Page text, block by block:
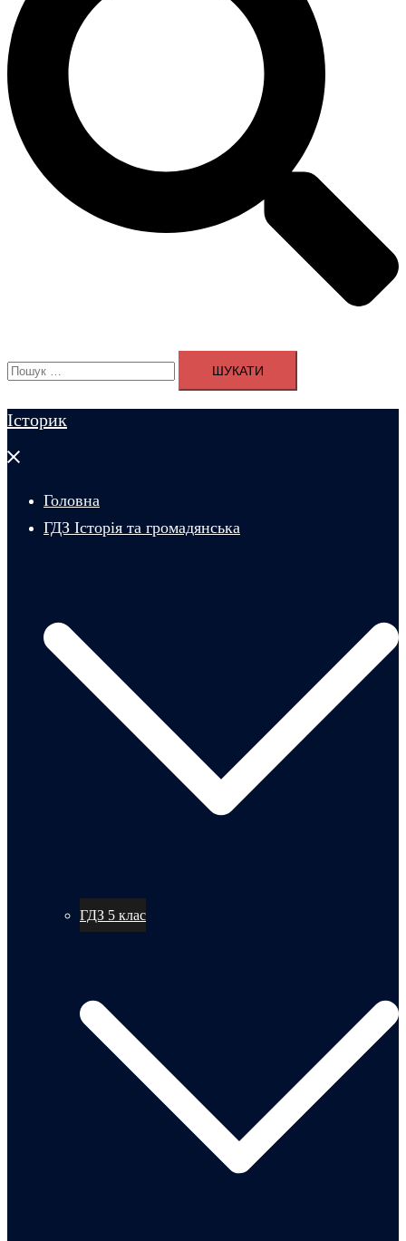
Пошук:
Історик
Закрити
Головна
ГДЗ Історія та громадянська
ГДЗ 5 клас